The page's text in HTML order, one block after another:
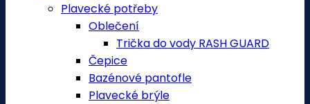
Plavecké potřeby
Oblečení
Trička do vody RASH GUARD
Čepice
Bazénové pantofle
Plavecké brýle